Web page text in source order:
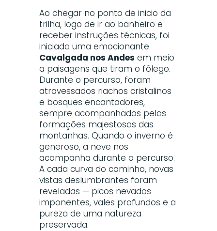
Ao chegar no ponto de inicio da
trilha, logo de ir ao banheiro e
receber instruções técnicas, foi
iniciada uma emocionante
Cavalgada nos Andes em meio
a paisagens que tiram o fôlego.
Durante o percurso, foram
atravessados riachos cristalinos
e bosques encantadores,
sempre acompanhados pelas
formações majestosas das
montanhas. Quando o inverno é
generoso, a neve nos
acompanha durante o percurso.
A cada curva do caminho, novas
vistas deslumbrantes foram
reveladas — picos nevados
imponentes, vales profundos e a
pureza de uma natureza
preservada.